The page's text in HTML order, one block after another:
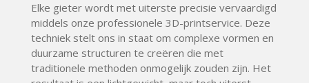
Elke gieter wordt met uiterste precisie vervaardigd
middels onze professionele 3D-printservice. Deze
techniek stelt ons in staat om complexe vormen en
duurzame structuren te creëren die met
traditionele methoden onmogelijk zouden zijn. Het